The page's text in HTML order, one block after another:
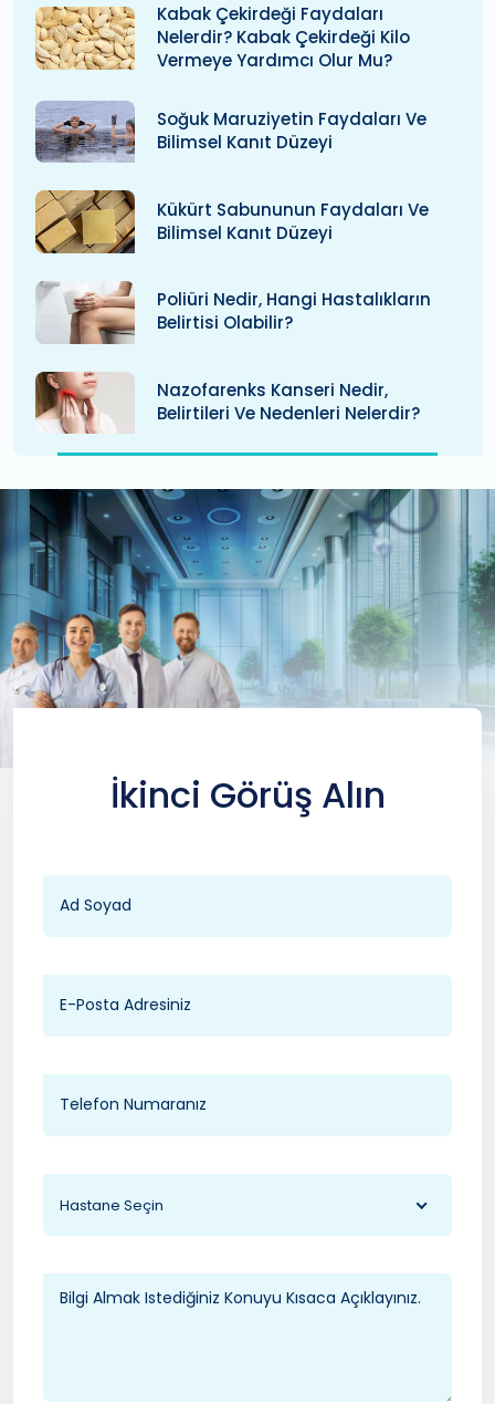
Kabak Çekirdeği Faydaları
Nelerdir? Kabak Çekirdeği Kilo
Vermeye Yardımcı Olur Mu?
Soğuk Maruziyetin Faydaları Ve
Bilimsel Kanıt Düzeyi
Kükürt Sabununun Faydaları Ve
Bilimsel Kanıt Düzeyi
Poliüri Nedir, Hangi Hastalıkların
Belirtisi Olabilir?
Nazofarenks Kanseri Nedir,
Belirtileri Ve Nedenleri Nelerdir?
İkinci Görüş Alın
Hastane Seçin